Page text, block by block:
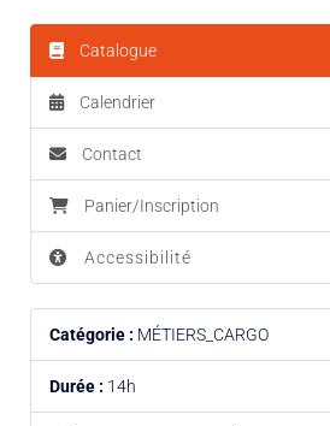
Catalogue
Calendrier
Contact
Panier/Inscription
Accessibilité
Catégorie : MÉTIERS_CARGO
Durée : 14h